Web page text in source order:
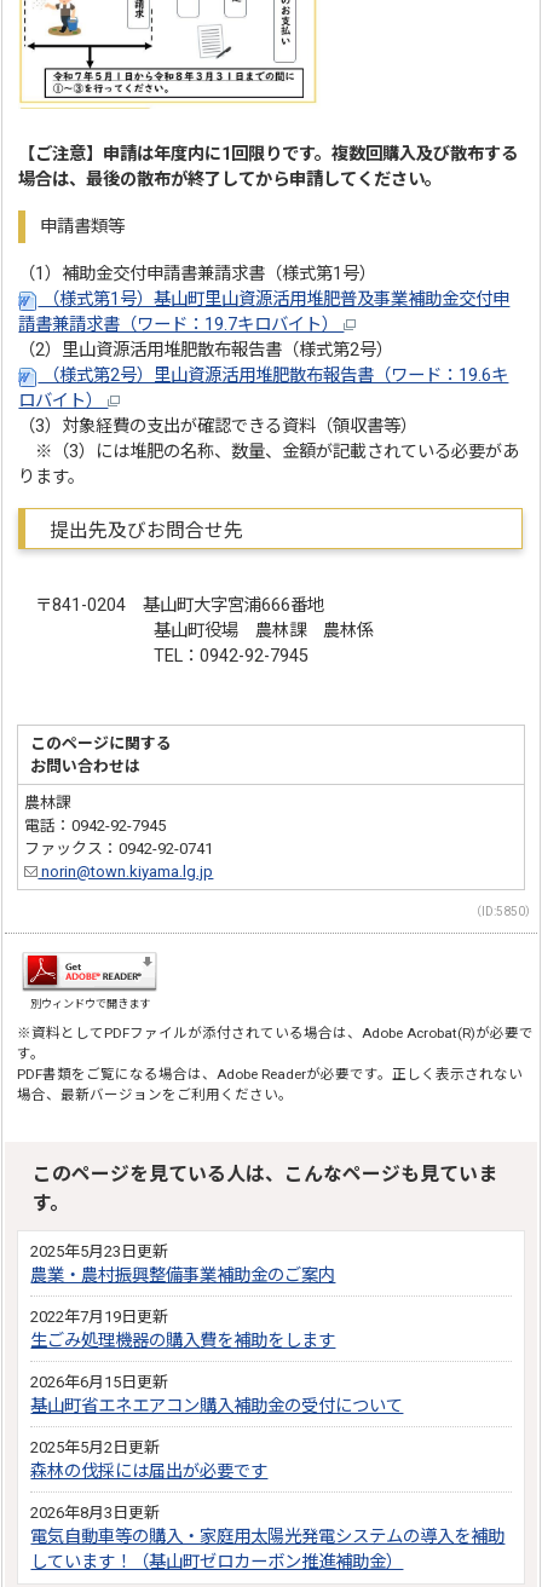
【ご注意】申請は年度内に1回限りです。複数回購入及び散布する
場合は、最後の散布が終了してから申請してください。
申請書類等
（1）補助金交付申請書兼請求書（様式第1号）
（様式第1号）基山町里山資源活用堆肥普及事業補助金交付申
請書兼請求書（ワード：19.7キロバイト）
（2）里山資源活用堆肥散布報告書（様式第2号）
（様式第2号）里山資源活用堆肥散布報告書（ワード：19.6キ
ロバイト）
（3）対象経費の支出が確認できる資料（領収書等）
※（3）には堆肥の名称、数量、金額が記載されている必要があ
ります。
提出先及びお問合せ先
〒841-0204 基山町大字宮浦666番地
基山町役場 農林課 農林係
TEL：0942-92-7945
このページに関する
お問い合わせは
農林課
電話：0942-92-7945
ファックス：0942-92-0741
norin@town.kiyama.lg.jp
（ID:5850）
別ウィンドウで開きます
※資料としてPDFファイルが添付されている場合は、Adobe Acrobat(R)が必要で
す。
PDF書類をご覧になる場合は、Adobe Readerが必要です。正しく表示されない
場合、最新バージョンをご利用ください。
このページを見ている人は、こんなページも見ていま
す。
2025年5月23日更新
農業・農村振興整備事業補助金のご案内
2022年7月19日更新
生ごみ処理機器の購入費を補助をします
2026年6月15日更新
基山町省エネエアコン購入補助金の受付について
2025年5月2日更新
森林の伐採には届出が必要です
2026年8月3日更新
電気自動車等の購入・家庭用太陽光発電システムの導入を補助
しています！（基山町ゼロカーボン推進補助金）